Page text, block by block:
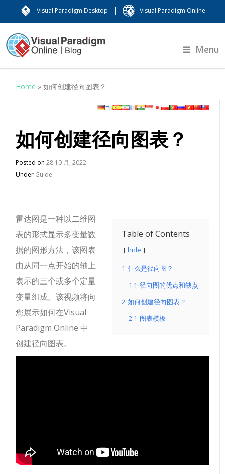
Visual Paradigm Desktop | Visual Paradigm Online
Menu
Home »如何创建径向图表？
如何创建径向图表？
Posted on28 10 月, 2022
Under Guide
Table of Contents
hide
1 什么是径向图？
1.1 径向图的优点和缺点
2 如何创建径向图表？
2.1 图表模板
雷达图是一种以二维图
表的形式显示多变量数
据的图形方法，该图表
由从同一点开始的轴上
表示的三个或多个定量
变量组成。该视频将向
您展示如何在Visual
Paradigm Online 中
创建径向图表。